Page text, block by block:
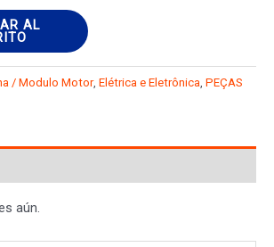
AL
/ Modulo Motor, Elétrica e Eletrônica, PEÇAS
aún.